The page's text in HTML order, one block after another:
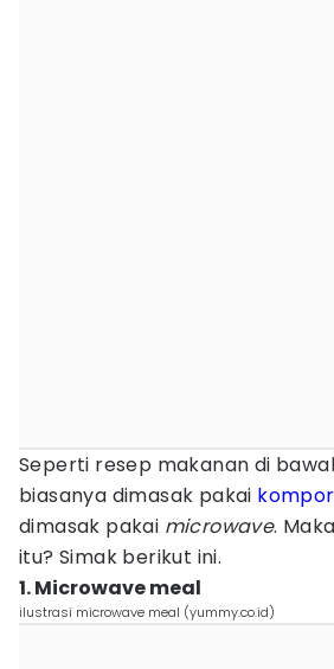
Seperti resep makanan di
biasanya dimasak pakai kompor
dimasak pakai microwave.
itu? Simak berikut ini.
1. Microwave meal
ilustrasi microwave meal (yummy.co.id)